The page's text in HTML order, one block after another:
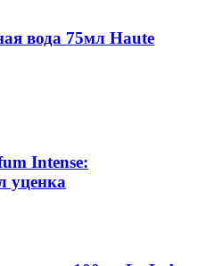
вода 75мл Haute
Intense:
уценка